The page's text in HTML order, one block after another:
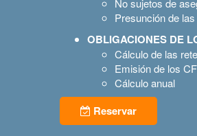
No sujetos de
Presunción de
OBLIGACIONES DE
Cálculo de las
Emisión de los
Cálculo anual
Reservar